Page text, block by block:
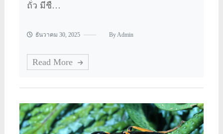
ถั่ว มีชื…
ธันวาคม 30, 2025 ByAdmin
Read More